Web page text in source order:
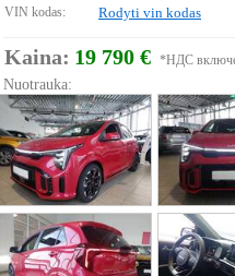
VIN kodas: Rodyti vin kodas
Kaina: 19 790 € *НДС
Nuotrauka: